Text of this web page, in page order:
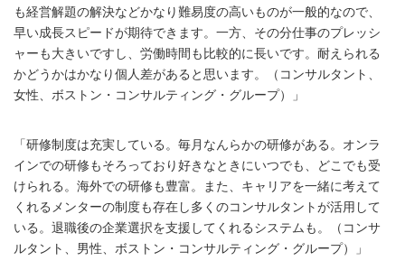
も経営解題の解決などかなり難易度の高いものが一般的なので、
早い成長スピードが期待できます。一方、その分仕事のプレッシ
ャーも大きいですし、労働時間も比較的に長いです。耐えられる
かどうかはかなり個人差があると思います。（コンサルタント、
女性、ボストン・コンサルティング・グループ）」
「研修制度は充実している。毎月なんらかの研修がある。オンラ
インでの研修もそろっており好きなときにいつでも、どこでも受
けられる。海外での研修も豊富。また、キャリアを一緒に考えて
くれるメンターの制度も存在し多くのコンサルタントが活用して
いる。退職後の企業選択を支援してくれるシステムも。（コンサ
ルタント、男性、ボストン・コンサルティング・グループ）」